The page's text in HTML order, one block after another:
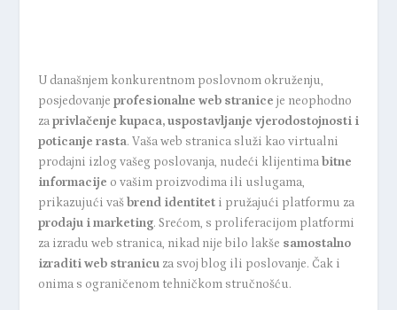
U današnjem konkurentnom poslovnom okruženju,
posjedovanje profesionalne web stranice je neophodno
zaprivlačenje kupaca, uspostavljanje vjerodostojnosti i
poticanje rasta. Vaša web stranica služi kao virtualni
prodajni izlog vašeg poslovanja, nudeći klijentima bitne
informacije o vašim proizvodima ili uslugama,
prikazujući vašbrend identiteti pružajući platformu za
prodaju i marketing. Srećom, s proliferacijom platformi
za izradu web stranica, nikad nije bilo lakše samostalno
izraditi web stranicuza svoj blog ili poslovanje. Čak i
onima s ograničenom tehničkom stručnošću.